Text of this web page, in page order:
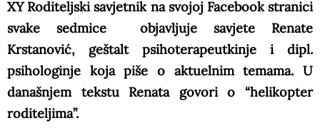
XY Roditeljski savjetnik na svojoj Facebook stranici
svake sedmice objavljuje savjete Renate
Krstanović, geštalt psihoterapeutkinje i dipl.
psihologinje koja piše o aktuelnim temama. U
današnjem tekstu Renata govori o “helikopter
roditeljima”.